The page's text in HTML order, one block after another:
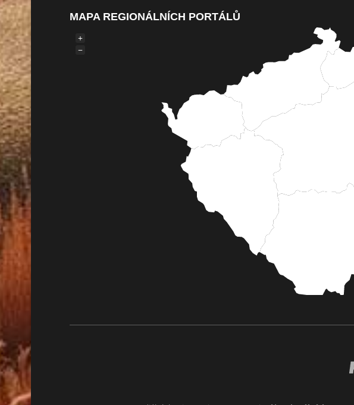
MAPA REGIONÁLNÍCH PORTÁLŮ
+
−